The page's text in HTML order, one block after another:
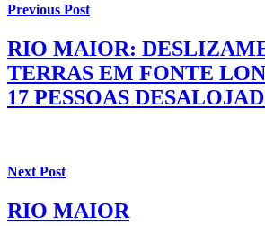
Previous Post
RIO MAIOR:
TERRAS EM FONTE
17 PESSOAS
Next Post
RIO MAIOR